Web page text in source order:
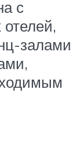
с
залами